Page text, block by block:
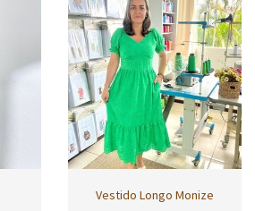
Vestido Longo Monize